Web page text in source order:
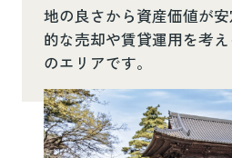
地の良さから資産価値が
的な売却や賃貸運用を考
のエリアです。